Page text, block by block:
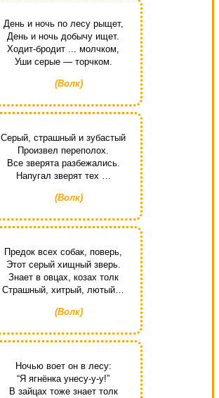
День и ночь по лесу рыщет,
День и ночь добычу ищет.
Ходит-бродит ... молчком,
Уши серые — торчком.
(Волк)
Серый, страшный и зубастый
Произвел переполох.
Все зверята разбежались.
Напугал зверят тех …
(Волк)
Предок всех собак, поверь,
Этот серый хищный зверь.
Знает в овцах, козах толк
Страшный, хитрый, лютый…
(Волк)
Ночью воет он в лесу:
“Я ягнёнка унесу-у-у!”
В зайцах тоже знает толк